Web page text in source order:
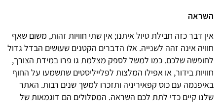
השראה
אין דבר כזה חבילת טיול איתנו; אין שתי חוויות זהות, משום שאף
חוויה אינה זהה לשנייה. אלו הדברים הקטנים שעושים הבדל גדול
לחופשה שלכם. כמו למשל לספק מצלמת גו פרו במידת הצורך,
חוויות בידור, או אפילו המלצות לפלייליסטים שתשמעו על החוף
באיפנמה עם כוס קפאיריניה ותזכרו למשך שנים רבות. האתר
שלנו קיים כדי לתת לכם השראה. המסלולים הם דוגמאות של